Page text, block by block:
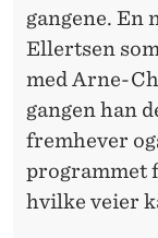
gangene. En
Ellertsen
med Arne-
gangen han
fremhever
programmet
hvilke veier